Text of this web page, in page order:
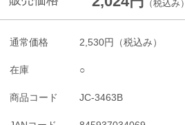
（税込み）
通常価格 2,530円 （税込み）
在庫 ○
商品コード JC-3463B